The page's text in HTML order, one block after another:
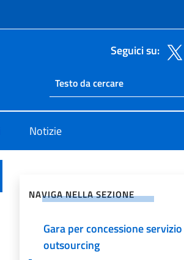
Seguici su:
Ricerca sito
Cerca nel sito
Notizie
NAVIGA NELLA SEZIONE
Gara per concessione
outsourcing